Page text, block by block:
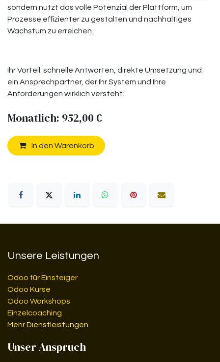
sondern nutzt das volle Potenzial der Plattform, um
Prozesse effizienter zu gestalten und nachhaltiges
Wachstum zu erreichen.
Ihr Vorteil: schnelle Antworten, direkte Umsetzung und
ein Ansprechpartner, der Ihr System und Ihre
Anforderungen wirklich versteht.
Monatlich: 952,00 €
In den Warenkorb
Unsere Leistungen
Odoo für Einsteiger
Odoo Kurse
Odoo Workshops
Einzelcoaching
Mehr Dienstleistungen
Unser Anspruch